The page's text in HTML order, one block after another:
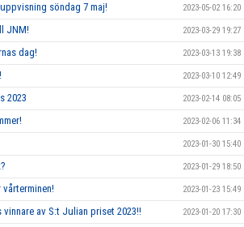
söndag 7 maj! 2023-05-02 16:20
JNM! 2023-03-29 19:27
dag! 2023-03-13 19:38
2023-03-10 12:49
2023 2023-02-14 08:05
2023-02-06 11:34
2023-01-30 15:40
2023-01-29 18:50
vårterminen! 2023-01-23 15:49
av S:t Julian priset 2023!! 2023-01-20 17:30